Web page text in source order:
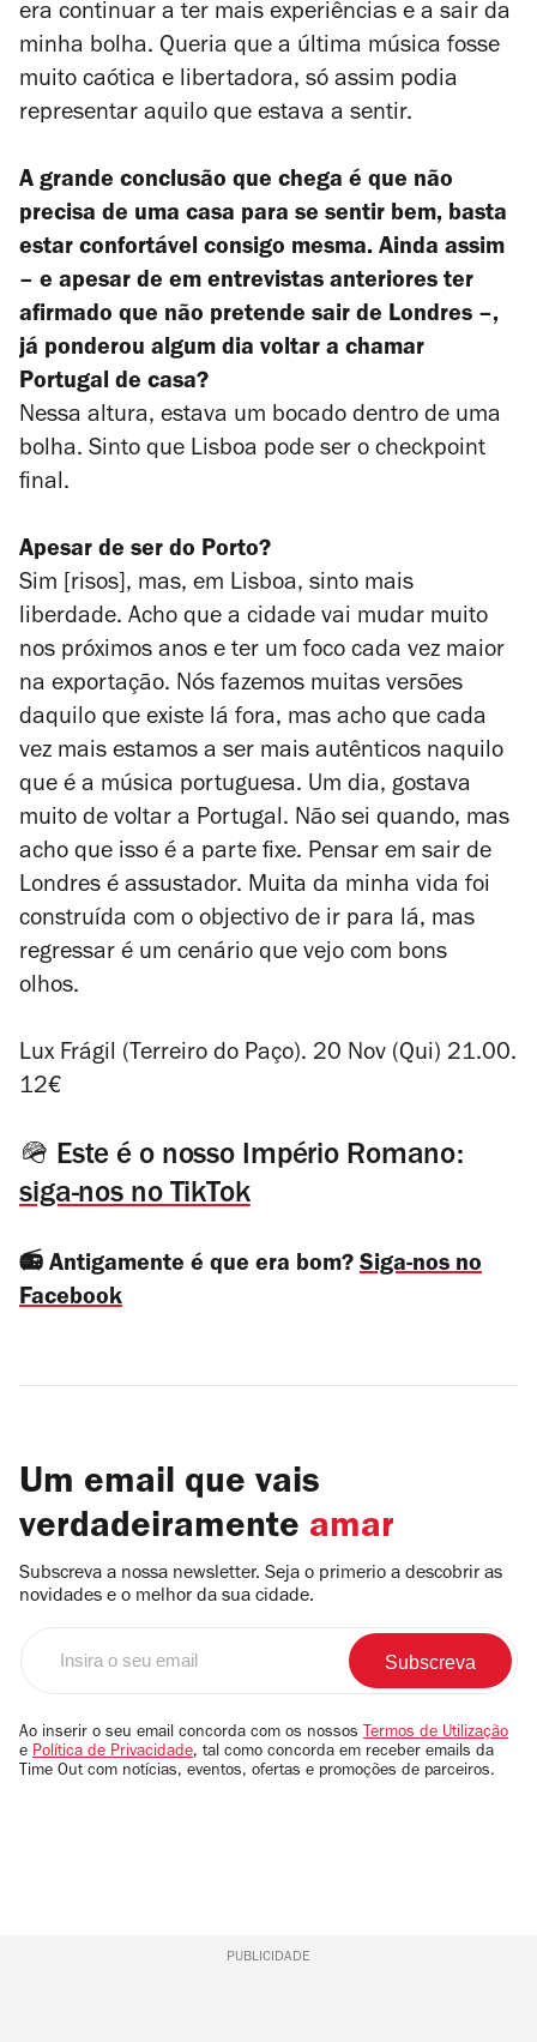
era continuar a ter mais experiências e a sair da
minha bolha. Queria que a última música fosse
muito caótica e libertadora, só assim podia
representar aquilo que estava a sentir.
A grande conclusão que chega é que não
precisa de uma casa para se sentir bem, basta
estar confortável consigo mesma. Ainda assim
– e apesar de em entrevistas anteriores ter
afirmado que não pretende sair de Londres –,
já ponderou algum dia voltar a chamar
Portugal de casa?
Nessa altura, estava um bocado dentro de uma
bolha. Sinto que Lisboa pode ser o checkpoint
final.
Apesar de ser do Porto?
Sim [risos], mas, em Lisboa, sinto mais
liberdade. Acho que a cidade vai mudar muito
nos próximos anos e ter um foco cada vez maior
na exportação. Nós fazemos muitas versões
daquilo que existe lá fora, mas acho que cada
vez mais estamos a ser mais autênticos naquilo
que é a música portuguesa. Um dia, gostava
muito de voltar a Portugal. Não sei quando, mas
acho que isso é a parte fixe. Pensar em sair de
Londres é assustador. Muita da minha vida foi
construída com o objectivo de ir para lá, mas
regressar é um cenário que vejo com bons
olhos.
Lux Frágil (Terreiro do Paço). 20 Nov (Qui) 21.00.
12€
🪖 Este é o nosso Império Romano:
siga-nos no TikTok
📻 Antigamente é que era bom? Siga-nos no
Facebook
Um email que vais
verdadeiramente amar
Subscreva a nossa newsletter. Seja o primerio a descobrir as
novidades e o melhor da sua cidade.
email
Ao inserir o seu email concorda com os nossos Termos de Utilização
e Política de Privacidade, tal como concorda em receber emails da
Time Out com notícias, eventos, ofertas e promoções de parceiros.
PUBLICIDADE